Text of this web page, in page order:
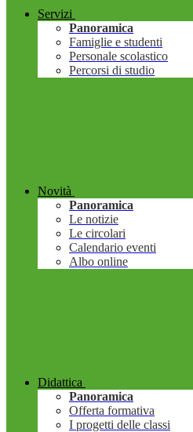
Servizi
Panoramica
Famiglie e studenti
Personale scolastico
Percorsi di studio
Novità
Panoramica
Le notizie
Le circolari
Calendario eventi
Albo online
Didattica
Panoramica
Offerta formativa
I progetti delle classi